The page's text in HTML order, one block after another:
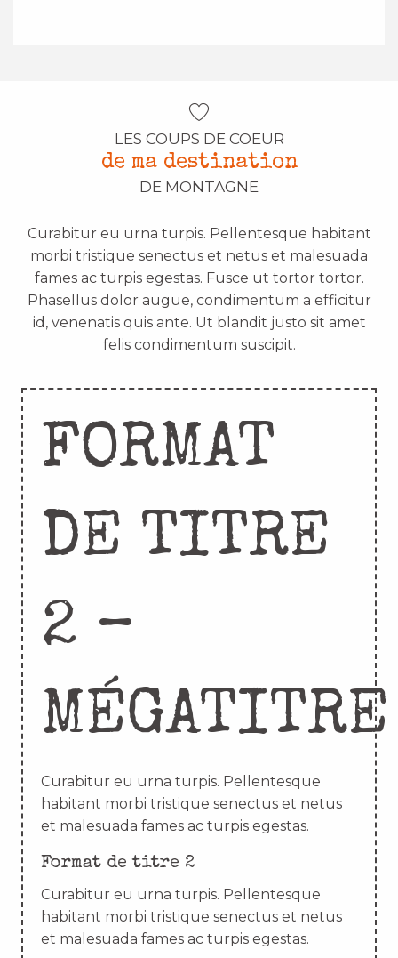
LES COUPS DE COEUR
de ma destination
DE MONTAGNE
Curabitur eu urna turpis. Pellentesque habitant
morbi tristique senectus et netus et malesuada
fames ac turpis egestas. Fusce ut tortor tortor.
Phasellus dolor augue, condimentum a efficitur
id, venenatis quis ante. Ut blandit justo sit amet
felis condimentum suscipit.
FORMAT
DE TITRE
2 –
MÉGATITRE
Curabitur eu urna turpis. Pellentesque
habitant morbi tristique senectus et netus
et malesuada fames ac turpis egestas.
Format de titre 2
Curabitur eu urna turpis. Pellentesque
habitant morbi tristique senectus et netus
et malesuada fames ac turpis egestas.